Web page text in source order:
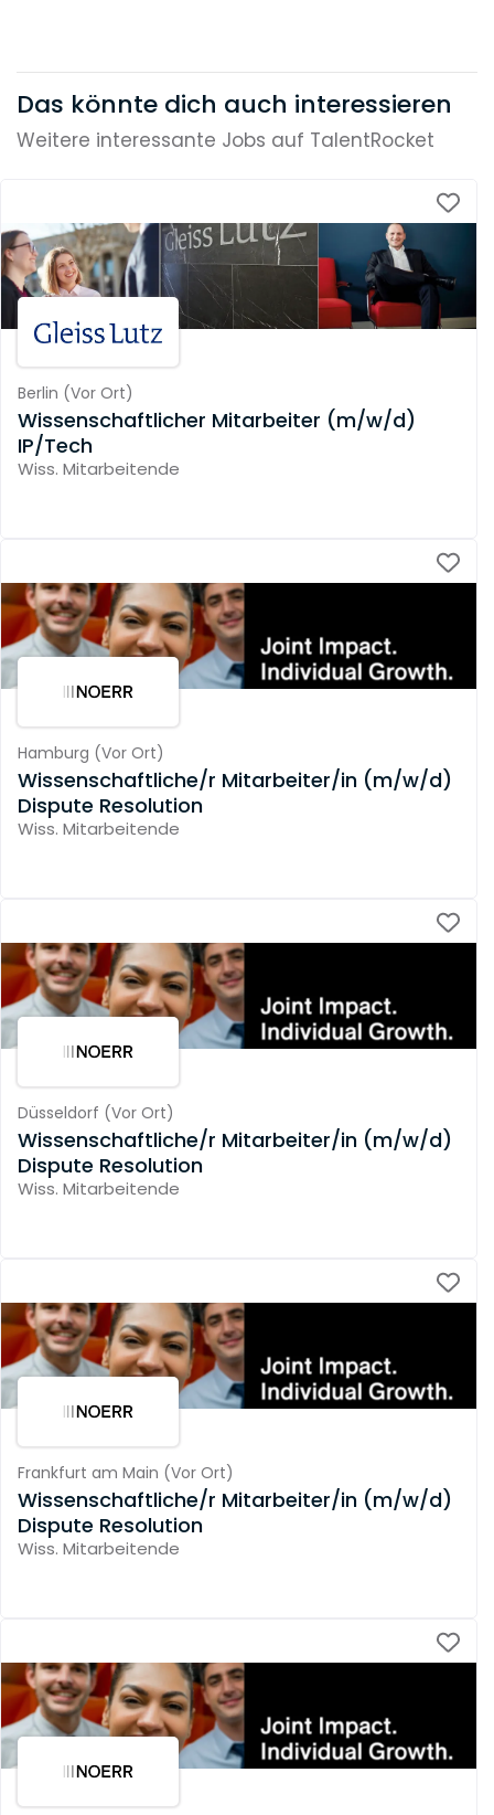
Das könnte dich auch interessieren
Weitere interessante Jobs auf TalentRocket
Berlin (Vor Ort)
Wissenschaftlicher Mitarbeiter (m/w/d)
IP/Tech
Wiss. Mitarbeitende
Hamburg (Vor Ort)
Wissenschaftliche/r Mitarbeiter/in (m/w/d)
Dispute Resolution
Wiss. Mitarbeitende
Düsseldorf (Vor Ort)
Wissenschaftliche/r Mitarbeiter/in (m/w/d)
Dispute Resolution
Wiss. Mitarbeitende
Frankfurt am Main (Vor Ort)
Wissenschaftliche/r Mitarbeiter/in (m/w/d)
Dispute Resolution
Wiss. Mitarbeitende